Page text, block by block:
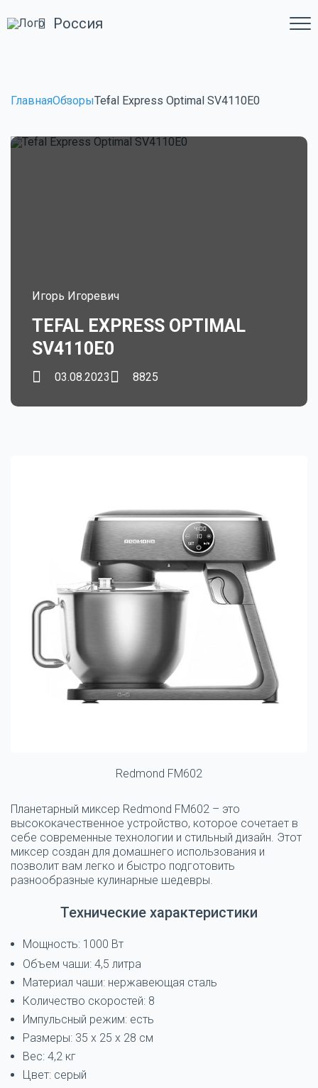
Россия
ГлавнаяОбзорыTefal Express Optimal SV4110E0
Игорь Игоревич
TEFAL EXPRESS OPTIMAL
SV4110E0
03.08.2023 8825
Redmond FM602
Планетарный миксер Redmond FM602 – это
высококачественное устройство, которое сочетает в
себе современные технологии и стильный дизайн. Этот
миксер создан для домашнего использования и
позволит вам легко и быстро подготовить
разнообразные кулинарные шедевры.
Технические характеристики
Мощность: 1000 Вт
Объем чаши: 4,5 литра
Материал чаши: нержавеющая сталь
Количество скоростей: 8
Импульсный режим: есть
Размеры: 35 x 25 x 28 см
Вес: 4,2 кг
Цвет: серый